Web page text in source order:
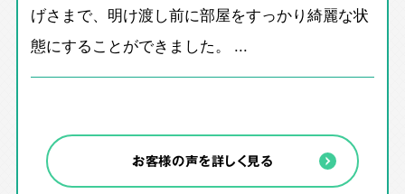
げさまで、明け渡し前に部屋をすっかり綺麗な状
態にすることができました。 ...
お客様の声を詳しく見る